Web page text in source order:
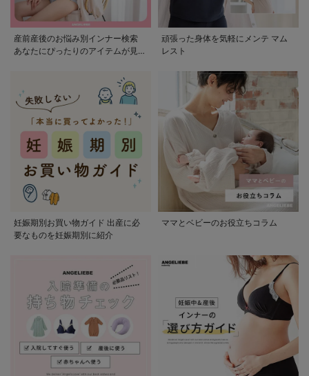
産前産後のお悩み別インナー検索
あなたにぴったりのアイテムが見つ
頑張った身体を気軽にメンテ マム
レスト
妊娠期別お買い物ガイド 出産に必
要なものを妊娠期別に紹介
ママとベビーのお役立ちコラム